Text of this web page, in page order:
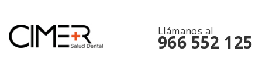
Llámanos al
966 552 125